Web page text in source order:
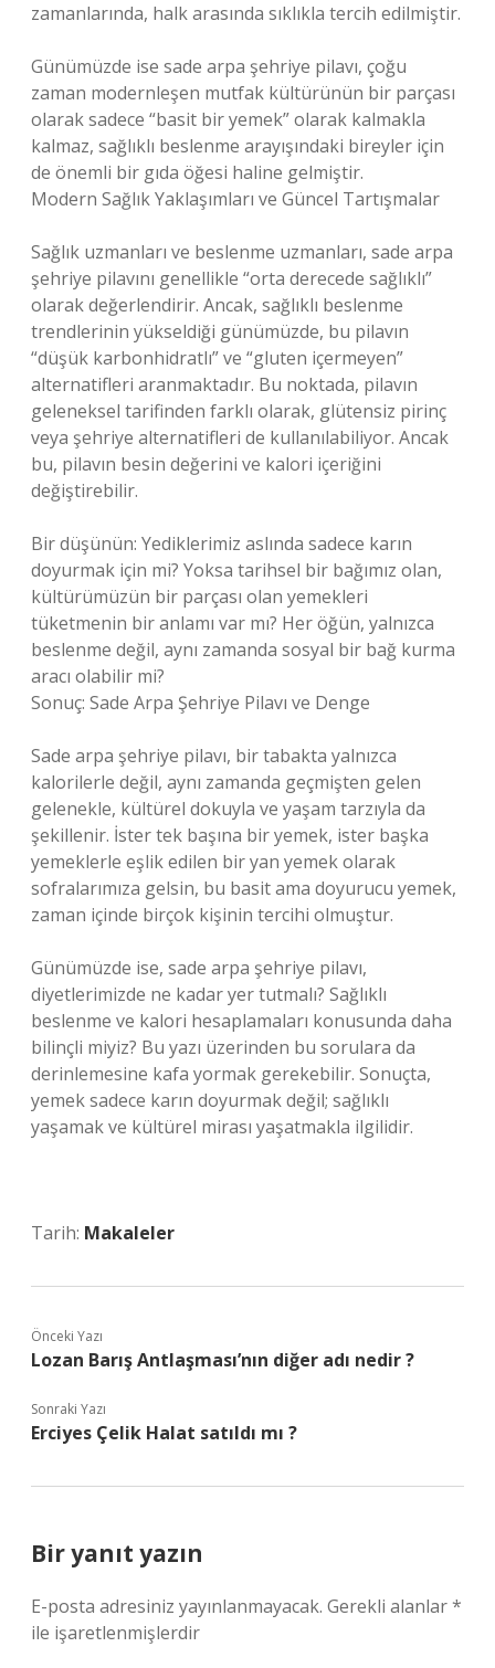
zamanlarında, halk arasında sıklıkla tercih edilmiştir.
Günümüzde ise sade arpa şehriye pilavı, çoğu
zaman modernleşen mutfak kültürünün bir parçası
olarak sadece “basit bir yemek” olarak kalmakla
kalmaz, sağlıklı beslenme arayışındaki bireyler için
de önemli bir gıda öğesi haline gelmiştir.
Modern Sağlık Yaklaşımları ve Güncel Tartışmalar
Sağlık uzmanları ve beslenme uzmanları, sade arpa
şehriye pilavını genellikle “orta derecede sağlıklı”
olarak değerlendirir. Ancak, sağlıklı beslenme
trendlerinin yükseldiği günümüzde, bu pilavın
“düşük karbonhidratlı” ve “gluten içermeyen”
alternatifleri aranmaktadır. Bu noktada, pilavın
geleneksel tarifinden farklı olarak, glütensiz pirinç
veya şehriye alternatifleri de kullanılabiliyor. Ancak
bu, pilavın besin değerini ve kalori içeriğini
değiştirebilir.
Bir düşünün: Yediklerimiz aslında sadece karın
doyurmak için mi? Yoksa tarihsel bir bağımız olan,
kültürümüzün bir parçası olan yemekleri
tüketmenin bir anlamı var mı? Her öğün, yalnızca
beslenme değil, aynı zamanda sosyal bir bağ kurma
aracı olabilir mi?
Sonuç: Sade Arpa Şehriye Pilavı ve Denge
Sade arpa şehriye pilavı, bir tabakta yalnızca
kalorilerle değil, aynı zamanda geçmişten gelen
gelenekle, kültürel dokuyla ve yaşam tarzıyla da
şekillenir. İster tek başına bir yemek, ister başka
yemeklerle eşlik edilen bir yan yemek olarak
sofralarımıza gelsin, bu basit ama doyurucu yemek,
zaman içinde birçok kişinin tercihi olmuştur.
Günümüzde ise, sade arpa şehriye pilavı,
diyetlerimizde ne kadar yer tutmalı? Sağlıklı
beslenme ve kalori hesaplamaları konusunda daha
bilinçli miyiz? Bu yazı üzerinden bu sorulara da
derinlemesine kafa yormak gerekebilir. Sonuçta,
yemek sadece karın doyurmak değil; sağlıklı
yaşamak ve kültürel mirası yaşatmakla ilgilidir.
Tarih: Makaleler
Önceki Yazı
Lozan Barış Antlaşması’nın diğer adı nedir ?
Sonraki Yazı
Erciyes Çelik Halat satıldı mı ?
Bir yanıt yazın
E-posta adresiniz yayınlanmayacak. Gerekli alanlar*
ile işaretlenmişlerdir